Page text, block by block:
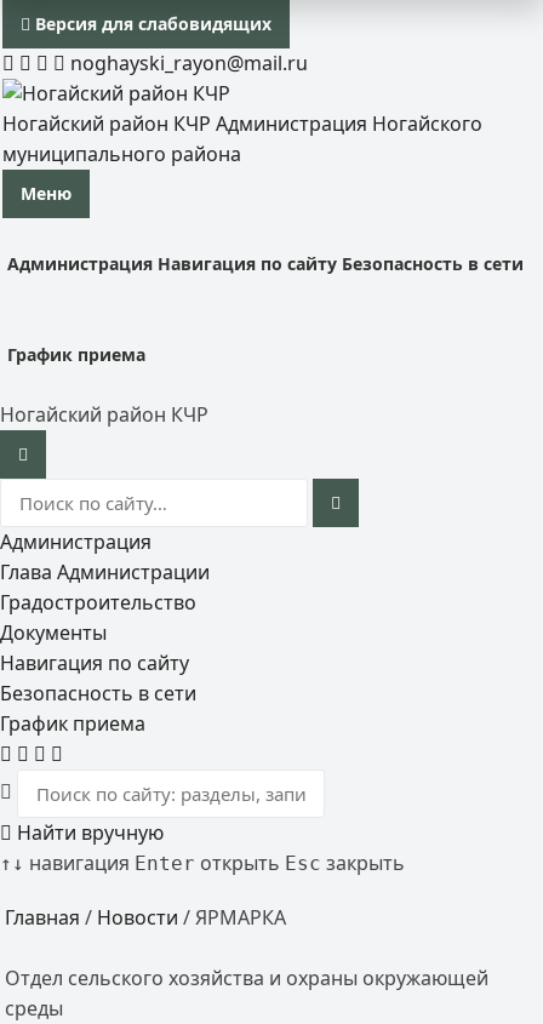
Версия для слабовидящих
noghayski_rayon@mail.ru
Ногайский район КЧР Администрация Ногайского
муниципального района
Меню
Администрация Навигация по сайту Безопасность в сети
График приема
Ногайский район КЧР
Администрация
Глава Администрации
Градостроительство
Документы
Навигация по сайту
Безопасность в сети
График приема
Найти вручную
↑ ↓ навигация Enter открыть Esc закрыть
Главная / Новости / ЯРМАРКА
Отдел сельского хозяйства и охраны окружающей
среды